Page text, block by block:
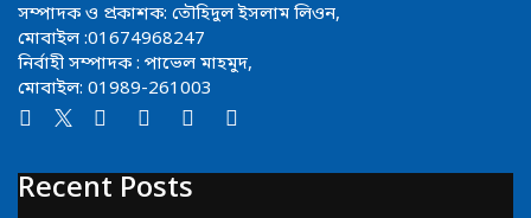
সম্পাদক ও প্রকাশক: তৌহিদুল ইসলাম লিওন,
মোবাইল :01674968247
নির্বাহী সম্পাদক : পাভেল মাহমুদ,
মোবাইল: 01989-261003
Recent Posts